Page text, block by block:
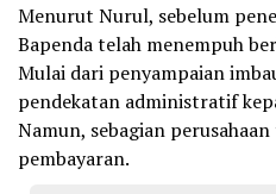
Menurut Nurul, sebelum
Bapenda telah menempuh
Mulai dari penyampaian
pendekatan administratif
Namun, sebagian
pembayaran.